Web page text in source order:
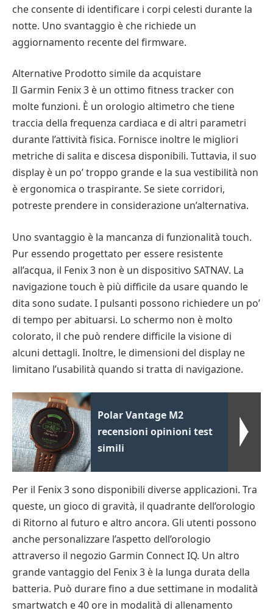
che consente di identificare i corpi celesti durante la
notte. Uno svantaggio è che richiede un
aggiornamento recente del firmware.
Alternative Prodotto simile da acquistare
Il Garmin Fenix 3 è un ottimo fitness tracker con
molte funzioni. È un orologio altimetro che tiene
traccia della frequenza cardiaca e di altri parametri
durante l’attività fisica. Fornisce inoltre le migliori
metriche di salita e discesa disponibili. Tuttavia, il suo
display è un po’ troppo grande e la sua vestibilità non
è ergonomica o traspirante. Se siete corridori,
potreste prendere in considerazione un’alternativa.
Uno svantaggio è la mancanza di funzionalità touch.
Pur essendo progettato per essere resistente
all’acqua, il Fenix 3 non è un dispositivo SATNAV. La
navigazione touch è più difficile da usare quando le
dita sono sudate. I pulsanti possono richiedere un po’
di tempo per abituarsi. Lo schermo non è molto
colorato, il che può rendere difficile la visione di
alcuni dettagli. Inoltre, le dimensioni del display ne
limitano l’usabilità quando si tratta di navigazione.
Polar Vantage M2
recensioni opinioni test
simili
Per il Fenix 3 sono disponibili diverse applicazioni. Tra
queste, un gioco di gravità, il quadrante dell’orologio
di Ritorno al futuro e altro ancora. Gli utenti possono
anche personalizzare l’aspetto dell’orologio
attraverso il negozio Garmin Connect IQ. Un altro
grande vantaggio del Fenix 3 è la lunga durata della
batteria. Può durare fino a due settimane in modalità
smartwatch e 40 ore in modalità di allenamento